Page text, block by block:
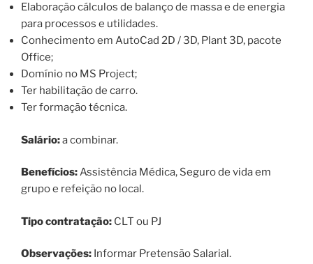
Elaboração cálculos de balanço de massa e de energia
para processos e utilidades.
Conhecimento em AutoCad 2D / 3D, Plant 3D, pacote
Office;
Domínio no MS Project;
Ter habilitação de carro.
Ter formação técnica.
Salário:a combinar.
Benefícios:Assistência Médica, Seguro de vida em
grupo e refeição no local.
Tipo contratação: CLT ou PJ
Observações: Informar Pretensão Salarial.